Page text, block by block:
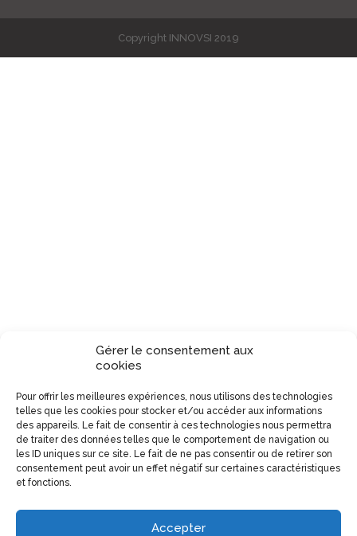
Gérer le consentement aux
cookies
Pour offrir les meilleures expériences, nous utilisons des technologies
telles que les cookies pour stocker et/ou accéder aux informations
des appareils. Le fait de consentir à ces technologies nous permettra
de traiter des données telles que le comportement de navigation ou
les ID uniques sur ce site. Le fait de ne pas consentir ou de retirer son
consentement peut avoir un effet négatif sur certaines caractéristiques
et fonctions.
Accepter
Copyright INNOVSI 2019